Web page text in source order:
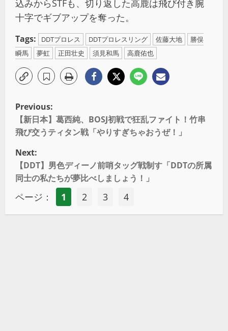
込みからSTFも、切り返した高鹿は飛び付き腕
十字でギブアップを奪った。
Tags: DDTプロレス DDTプロレスリング 佐藤大地
勝俣
瞬馬
夢虹 正田壮史 須見和馬 高鹿佑也
Previous:
【新日本】葛西純、BOSJ初戦で狂乱ファイト！竹串
飛び交うティタン戦「やりすぎちゃおうぜ！」
Next:
【DDT】男色ディーノ前哨タッグ戦制す「DDTの所属
同士の私たちが夢比べしましょう！」
ページ： 1 2 3 4